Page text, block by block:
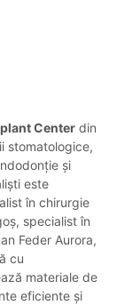
Center din
stomatologice,
și
este
în chirurgie
specialist în
Feder Aurora,
cu
materiale de
eficiente și